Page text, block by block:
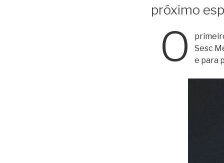
próximo
O
Sesc
e para